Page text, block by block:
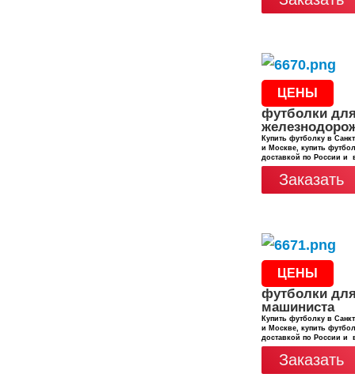
ЦЕНЫ
футболки
Купить футболку в
и Москве, купить
доставкой по России и
Заказать
ЦЕНЫ
футболки
машиниста
Купить футболку в
и Москве, купить
доставкой по России и
Заказать